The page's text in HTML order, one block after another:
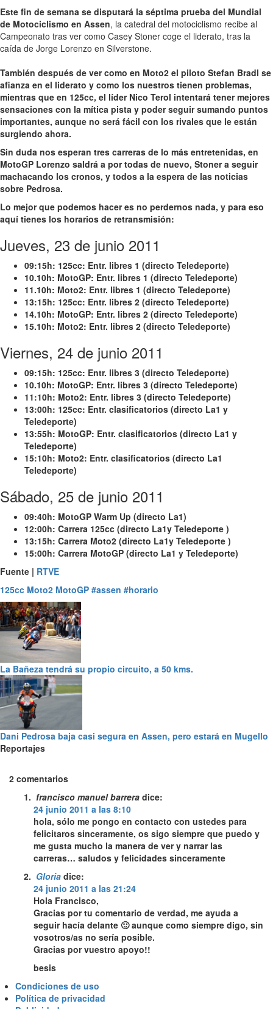
Este fin de semana se disputará la séptima prueba del Mundial
de Motociclismo en Assen, la catedral del motociclismo recibe al
Campeonato tras ver como Casey Stoner coge el liderato, tras la
caída de Jorge Lorenzo en Silverstone.
También después de ver como en Moto2 el piloto Stefan Bradl se
afianza en el liderato y como los nuestros tienen problemas,
mientras que en 125cc, el líder Nico Terol intentará tener mejores
sensaciones con la mítica pista y poder seguir sumando puntos
importantes, aunque no será fácil con los rivales que le están
surgiendo ahora.
Sin duda nos esperan tres carreras de lo más entretenidas, en
MotoGP Lorenzo saldrá a por todas de nuevo, Stoner a seguir
machacando los cronos, y todos a la espera de las noticias
sobre Pedrosa.
Lo mejor que podemos hacer es no perdernos nada, y para eso
aquí tienes los horarios de retransmisión:
Jueves, 23 de junio 2011
09:15h: 125cc: Entr. libres 1 (directo Teledeporte)
10.10h: MotoGP: Entr. libres 1 (directo Teledeporte)
11.10h: Moto2: Entr. libres 1 (directo Teledeporte)
13:15h: 125cc: Entr. libres 2 (directo Teledeporte)
14.10h: MotoGP: Entr. libres 2 (directo Teledeporte)
15.10h: Moto2: Entr. libres 2 (directo Teledeporte)
Viernes, 24 de junio 2011
09:15h: 125cc: Entr. libres 3 (directo Teledeporte)
10.10h: MotoGP: Entr. libres 3 (directo Teledeporte)
11:10h: Moto2: Entr. libres 3 (directo Teledeporte)
13:00h: 125cc: Entr. clasificatorios (directo La1 y
Teledeporte)
13:55h: MotoGP: Entr. clasificatorios (directo La1 y
Teledeporte)
15:10h: Moto2: Entr. clasificatorios (directo La1
Teledeporte)
Sábado, 25 de junio 2011
09:40h: MotoGP Warm Up (directo La1)
12:00h: Carrera 125cc (directo La1y Teledeporte )
13:15h: Carrera Moto2 (directo La1y Teledeporte )
15:00h: Carrera MotoGP (directo La1 y Teledeporte)
Fuente | RTVE
125cc Moto2 MotoGP #assen #horario
La Bañeza tendrá su propio circuito, a 50 kms.
Dani Pedrosa baja casi segura en Assen, pero estará en Mugello
Reportajes
2 comentarios
francisco manuel barrera dice:
24 junio 2011 a las 8:10
hola, sólo me pongo en contacto con ustedes para
felicitaros sinceramente, os sigo siempre que puedo y
me gusta mucho la manera de ver y narrar las
carreras… saludos y felicidades sinceramente
Gloria dice:
24 junio 2011 a las 21:24
Hola Francisco,
Gracias por tu comentario de verdad, me ayuda a
seguir hacía delante 🙂 aunque como siempre digo, sin
vosotros/as no sería posible.
Gracias por vuestro apoyo!!
besis
Condiciones de uso
Política de privacidad